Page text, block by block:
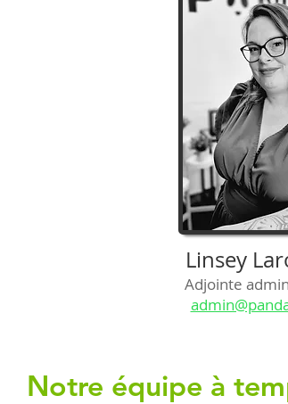
Linsey
Adjointe
Notre équipe à